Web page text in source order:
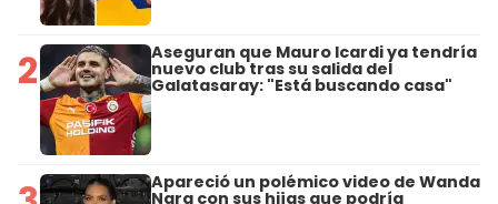
2 Aseguran que Mauro Icardi ya tendría
nuevo club tras su salida del
Galatasaray: "Está buscando casa"
Apareció un polémico video de Wanda
Nara con sus hijas que podría